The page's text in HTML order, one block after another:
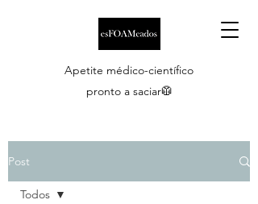
Apetite médico-científico
pronto a saciar🥼
Post
Todos